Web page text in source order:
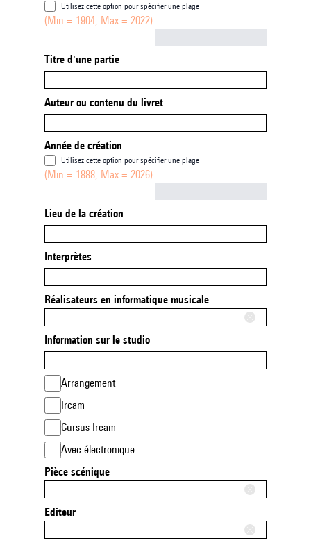
Utilisez cette option pour spécifier une plage
(Min = 1904, Max = 2022)
Titre d'une partie
Auteur ou contenu du livret
Année de création
Utilisez cette option pour spécifier une plage
(Min = 1888, Max = 2026)
Lieu de la création
Interprètes
Réalisateurs en informatique musicale
Information sur le studio
Arrangement
Ircam
Cursus Ircam
Avec électronique
Pièce scénique
Editeur